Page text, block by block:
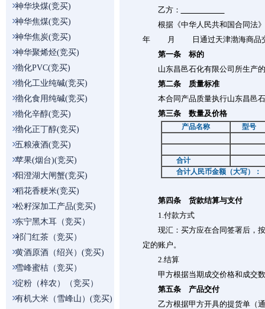
神华块煤(竞买)
神华焦煤(竞买)
神华焦炭(竞买)
神华聚烯烃(竞买)
渤化PVC(竞买)
渤化工业纯碱(竞买)
渤化食用纯碱(竞买)
渤化辛醇(竞买)
渤化正丁醇(竞买)
五粮液酒(竞买)
苹果(烟台)(竞买)
阳澄湖大闸蟹(竞买)
稻花香粳米(竞买)
松籽深加工产品(竞买)
东宁黑木耳（竞买）
祁门红茶（竞买）
黄酒原酒（绍兴）(竞买)
雪峰蜜桔（竞买）
淀粉（梓农）（竞买）
有机大米（雪峰山）(竞买)
乙方：
根据《中华人民共和国合同法》
年 月 日通过天津渤海商品交
第一条 标的
山东昌邑石化有限公司所生产的
第二条 质量标准
本合同产品质量执行山东昌邑石
第三条 数量及价格
产品名称 型号
合计
合计人民币金额（大写）：
第四条 货款结算与支付
1.付款方式
现汇：买方应在合同签署后，按
定的账户。
2.结算
甲方根据当期成交价格和成交数
第五条 产品交付
乙方根据甲方开具的提货单（通